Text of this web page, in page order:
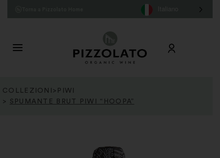
COLLEZIONI > PIWI
> SPUMANTE BRUT PIWI “HOOPA”